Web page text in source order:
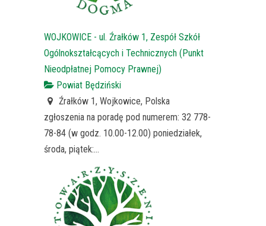
WOJKOWICE - ul. Źrałków 1, Zespół Szkół
Ogólnokształcących i Technicznych (Punkt
Nieodpłatnej Pomocy Prawnej)
Powiat Będziński
Źrałków 1, Wojkowice, Polska
zgłoszenia na poradę pod numerem: 32 778-
78-84 (w godz. 10.00-12.00) poniedziałek,
środa, piątek:...